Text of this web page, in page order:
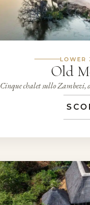
LOWER
Old
Cinque chalet sullo Zambezi,